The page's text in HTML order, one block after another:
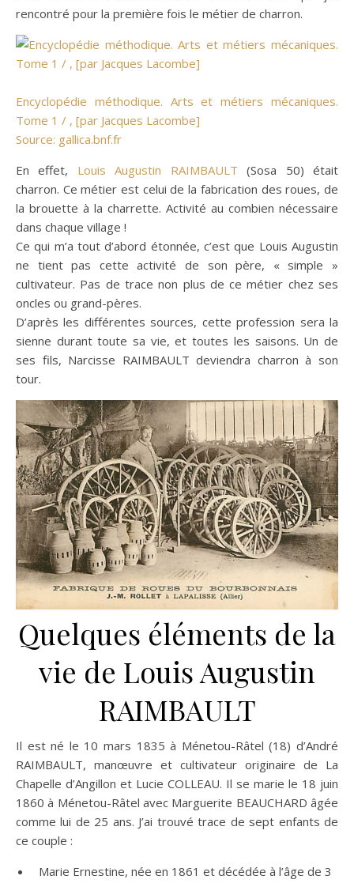
rencontré pour la première fois le métier de charron.
Encyclopédie méthodique. Arts et métiers mécaniques.
Tome 1 / , [par Jacques Lacombe]
Source: gallica.bnf.fr
En effet, Louis Augustin RAIMBAULT (Sosa 50) était
charron. Ce métier est celui de la fabrication des roues, de
la brouette à la charrette. Activité au combien nécessaire
dans chaque village !
Ce qui m’a tout d’abord étonnée, c’est que Louis Augustin
ne tient pas cette activité de son père, « simple »
cultivateur. Pas de trace non plus de ce métier chez ses
oncles ou grand-pères.
D’après les différentes sources, cette profession sera la
sienne durant toute sa vie, et toutes les saisons. Un de
ses fils, Narcisse RAIMBAULT deviendra charron à son
tour.
Quelques éléments de la
vie de Louis Augustin
RAIMBAULT
Il est né le 10 mars 1835 à Ménetou-Râtel (18) d’André
RAIMBAULT, manœuvre et cultivateur originaire de La
Chapelle d’Angillon et Lucie COLLEAU. Il se marie le 18 juin
1860 à Ménetou-Râtel avec Marguerite BEAUCHARD âgée
comme lui de 25 ans. J’ai trouvé trace de sept enfants de
ce couple :
Marie Ernestine, née en 1861 et décédée à l’âge de 3